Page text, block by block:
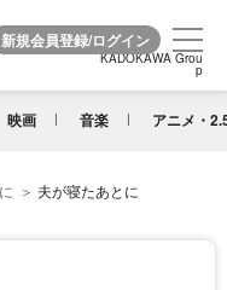
KADOKAWA Grou
p
映画 音楽 アニメ・
KADOKAWA Grou
p
夫が寝たあとに